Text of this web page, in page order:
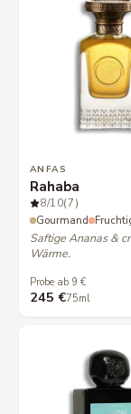
ANFAS
Rahaba
8/10(7)
Gourmand
Saftige Ananas &
Wärme.
Probe ab 9 €
245 €75ml